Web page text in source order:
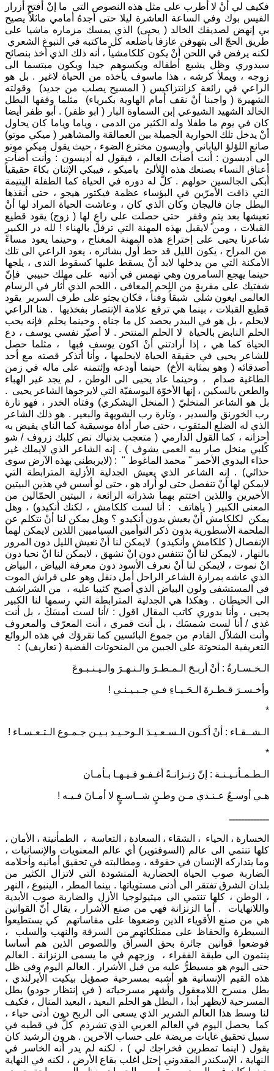
فكيف لي أنْ لا أطرب على مثل هذه النصوص التي ما إنْ أفتح أزرار
الفيس بوك وفي الساعة العاشرة ليلا حتى أجدهُ أمامي ماثلاً يصيح
بي إنهض لصديقك الخالد ( يحيى) الذي يمسك مزماره ماشيا على
طريق الحجّ الى بتهوفن عازفا بأضلعه كل ماكتبه في النبوغ الشعري
لكنه يرفض في اللحن أنْ يكون كلكامشياً ، أنه ذلك الذي أخذ بنصائح
سيدوري وظل يشبع أطفاله ويكسوهم جيدا ويكون مبتسما الى
زوجه ، ويملأ كرشه ، هذا ماسوف يأخذه من الحياة لاغير . بل هو
الراعي في رائعة كزانتزاكيس ( المسيح يصلب من جديد) وقولته
الشهيرة ( واجبنا أنْ نقف أمام الهاوية بكبرياء) مثلما وقفها البطل
الخالد الشهيد الشيوعي إبن السماوة البار ( ابو ظفر) . أبو ظفر أيضا
كان في يوم ما طفلا وله الكثير من الدمى ، وياما وياما كان يحاول
أنْ يدخل تلك الحوارية الجميلة بين العمالقة والمشاهير ( ميكي موتو)
صانع اللؤلؤ الياباني وأديسون مخترع الضوء ، حيث يقول ميكي موتو
الى أديسون : أنت أضأتَ العالم ، فيقول له أديسون : وأنت أضأت
أعناق النساء بصنعك هذه اللألئ ياميكو ، فيبكي الإثنان بكاءَ حقيقياً
أبكى الجالسين حولهم . كلُّ له دوره في الحياة كما الطفلة اليتيمة
التي ذاقت الأمرّين في البؤساء عظمة فيكتور هيجو ، حتى أنقذها
البطل جان فاليجان وكان الذي كان ، وعاشت الحياة المراد لها أنْ
تعيشها بعد يتمٍ وفقر حتى حصلت على راعٍ لها ( زوج) يقود قطيع
القبلات ، ومن لايقبل بهذه المهنة التي ترفل بالهناء ! لله در الكبير
شاعرنا يحيى على إختراع هذه المهنة المغناج ، وحينما يعود مساءً
من المراح ، يكون الليل قد حط أول بشائره ، يعود الراعي الى تلك
الأمكنة التي من يدخلها لابد أنْ يسقط عليها كسقوط الندى ، يلجها
حينما يهجع السامرون وهي تهمس في أذنيه على مهلك حبيبي فإنّ
شفتيك على مقربةٍ من اللحم المعافى ، اللحم الذي أثار في الرسام
العالمي ايغون شلي شبقاً وفناً ، فكان يجثو على طرف السرير يقود
قطيع القبلات ، بينما هي ترفع علامة الإنتصار بفخذيها . هنا الراعي
لايحلم ، بل هو في البيدر يحصد كل ما جناه . وحينما يحلم فإنه يحب
الحلم النابض بالحياة لا الحلم المنتحر . لا أصيّر نفسي يوسف ، دع
الحياة كما هي ، إذا أرادتني أنْ اكون يوسف فبها ، مثلما حصل
للشاعر يحيى في حقيقة الحياة لابحلمها ، وأنا أتذكر قصته مع أحد
أصدقائه ( وهو بمثابة الأخ) حينما أودعه وإئتمنه على ماله في زمن
الطاغية صدام ، وحينما عاد يحيى الى الوطن ، لم يجد غير الهباء
والطعن بالسكين ، إنها الأخوّة اليوسفيّة التي لايرجوها الشاعر يحيى .
بل هو الشاعر المنخليّ ( المنخل اليشكري) وفتاه الخدر ، فهو تارة
رب الخورنق والسدير ، وتارة رب الشويهة والبعير . هو ذلك الشاعر
الذي له الضلع المثقوب ، حتى صار أداة موسيقية كما الناي يفيض به
أحزانه ، كما القول الدارمي ( متعجب بدنياك نص كلبك زروف / شو
كًلبي منخل صار بيه العمى يشوف ) . إنه الشاعر الذي لايملك غير
حذاء البدوي الأحمر " محمد الماغوط " : (لايربطني بهذه الآرض سوى
حذائي) . إنه الشاعر الذي يعيش الجدلية الأزلية المترابطة التي
لايمكن لها أنْ تنفصل حتى لو أراد هو ، حتى لو أسس في هذين البيتين
الأخيرين واللذين اختتم بهما شذراته الرائعة ، البيتين الحمّالين من
المعنى الكبير ( ياهاتف : أنا لست كلكامش ، لكنك أنكيدو) ، وهل
يمكن لكلكامش أنْ يعيش بدون أنكيدو ؟ وهل يمكن لنا أنْ نتكلم عن
الملحمة الأسطورية بدون ذكر التوأمين السياميين اللذين لايمكن لهما
الإنفصال ( كلكامش وأنكيدو ) لايمكن لنا أنْ نعيش الليل دون المرور
بالنهار ، لايمكن لنا أنْ نتنفس دون انْ نشهق ، لايمكن لنا انْ نحيا دون
انْ نموت ، لايمكن لنا أنْ نعرف الأسود دون معرفة البياض ، البياض
الذي عاشه بمرارة الشاعر الراحل أمل دنقل وهو على فراش الموت
في المستشفى ولون البياض الذي أصبح كئيبا عليه ، من الشراشف
الى الحيطان . وهكذا هي الجدلية المترابطة التي رسمها لنا الكبير
يحيى ، وأنا بدوري كاتب المقال اقول : /أنا لست أمسَكَ ، بل أنت
غدي / أنا لست شمسَك ، بل أنت قمري ، أنت المعرّف والمعروف
وأنت الشلاّل القادم من جموع البائسين كما نقرؤك في هذه الروائع
التعريفية المنحوتة على الجبين من المنحوتات الفضية ( تعاريف) :
الـخـسـارةُ : أنْ أربـحَ الـمـطـرَ والـنـهـرَ والـيـنـبـوعَ
وأخـسـرَ قـطـرةَ الـحَـيـاءِ فـي جـبـيـنـي !
*
الـشــقـاء : أنْ أكـون الـسـعـيـدَ الـوحـيـد بـيـن جـمـوع الـتـعـسـاء !
*
الـطـمـأنـيـنـة : إنّ زنـزانـةً أغـفـو فـيـهـا بـأمـان
هـي أوسـعُ عـنـدي مـن وطـنٍ شــاسـعٍ لا أمـانَ فـيـه !
ـــــــــــــ
الخسارة ، الحياء ، الشقاء ، السعادة ، التعاسة ، الطمأنينة ، الأمان ،
كلها تنتمي الى عالم (السوفتوير) أي عالم المعنويات والإنسانيات ،
وما يتداركه الإنسان في حقوقه ، ومطالبته في تحقيق أمانيه وأحلامه
الضاربة صوب الحياة الحضارية المنشودة التي لاتزال الكثير من
بلدان الشرق تفتقر الى أدنى مستوياتها . بينما المطر ، الينبوع ، النهر
، الوطن ، كلها تنتمي الى ميثيولوجيا الأزل والضاربة صوب الأبدية
واللانهايات . أما الزنزانة فهي من صنع الأشرار ، يقال أنّ القوانين
هي من صنع الأقوياء الذين وضعوها على مقاساتهم كي يستطيعوا
السيطرة والحفاظ على ممتلكاتهم من السرقة والنهب والسلب ،
فوضعوا قوانين جائرة بحق السراّق واللصوص الذين هم أساسا
ينتمون الى طبقة الفقراء ، وزجهم في ما يسمى الزنزانة . العالم
حتى اليوم هو مسيطرُّ عليه من قبل الأشرار . العالم اليوم وفي ظل
هذه القيم الإنسانية هو أشبه بمسرحية صمؤيل بيكيت الأيرلندي ،
بطل مسرح اللامعقول وأشهر مسرحياته ( في إنتظار جودو) بطل
المسرحية لايظهر أبدا ، البطل هو الحلم البعيد ، البعيد المنال ، فكيف
لنا وسط هذا العالم الشرير الذي يسعى الى الربح دون أدنى حياء ،
كما يحصل اليوم في العالم العربي الذي تشرذم كلٌّ في قطبه في
سبيل تحقيق غايات مريضة على حساب الآخرين . هرون الرشيد كان
يقول ( اينما تمطرين فخراجك لي ) ، لكنه لم يدر أنه الخاسر في
النهاية ، الإسكندر المقدوني إحتل اغلب بقاع الأرض ، لكنه في النهاية